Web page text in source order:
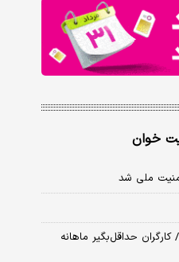
خوان
ملی شد
حداقل‌بگیر ماهانه